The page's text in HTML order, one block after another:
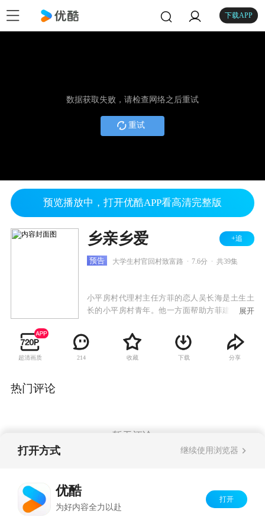
下载APP
数据获取失败，请检查网络之后重试
重试
预览播放中，打开优酷APP看高清完整版
乡亲乡爱 +追
预告 大学生村官回村致富路 7.6分 共39集
小平房村代理村主任方菲的恋人吴长海是土生土
长的小平房村青年。他一方面帮助方菲建大棚，
城发展。庄兴源对宋敏一见钟情； 燕华从小便爱
慕长海，而钱明又苦恋着燕华。 大学初恋欧阳前
来投资，要和方菲破镜重圆。学成归来的博士桃
展开
超清画质 214 收藏 下载 分享
热门评论
暂无评论
打开方式 继续使用浏览器
优酷
为好内容全力以赴
打开